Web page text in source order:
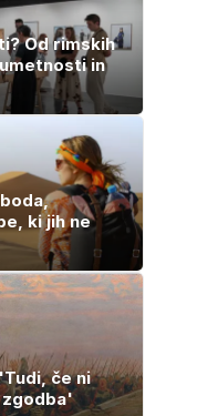
Od rimskih
in
ki jih ne
če ni